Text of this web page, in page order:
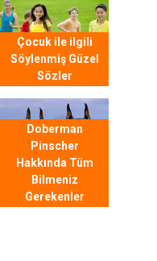
Çocuk ile ilgili
Söylenmiş Güzel
Sözler
Doberman
Pinscher
Hakkında Tüm
Bilmeniz
Gerekenler